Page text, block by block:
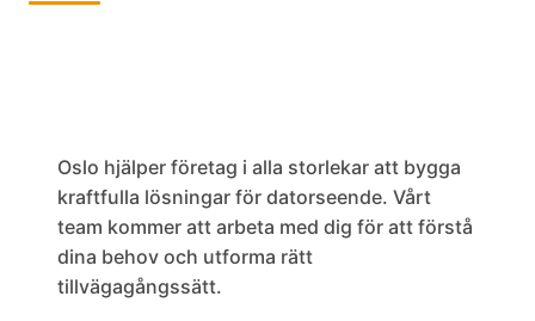
Oslo hjälper företag i alla storlekar att bygga
kraftfulla lösningar för datorseende. Vårt
team kommer att arbeta med dig för att förstå
dina behov och utforma rätt
tillvägagångssätt.